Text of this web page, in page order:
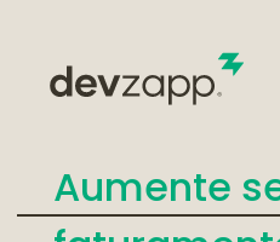
Aumente